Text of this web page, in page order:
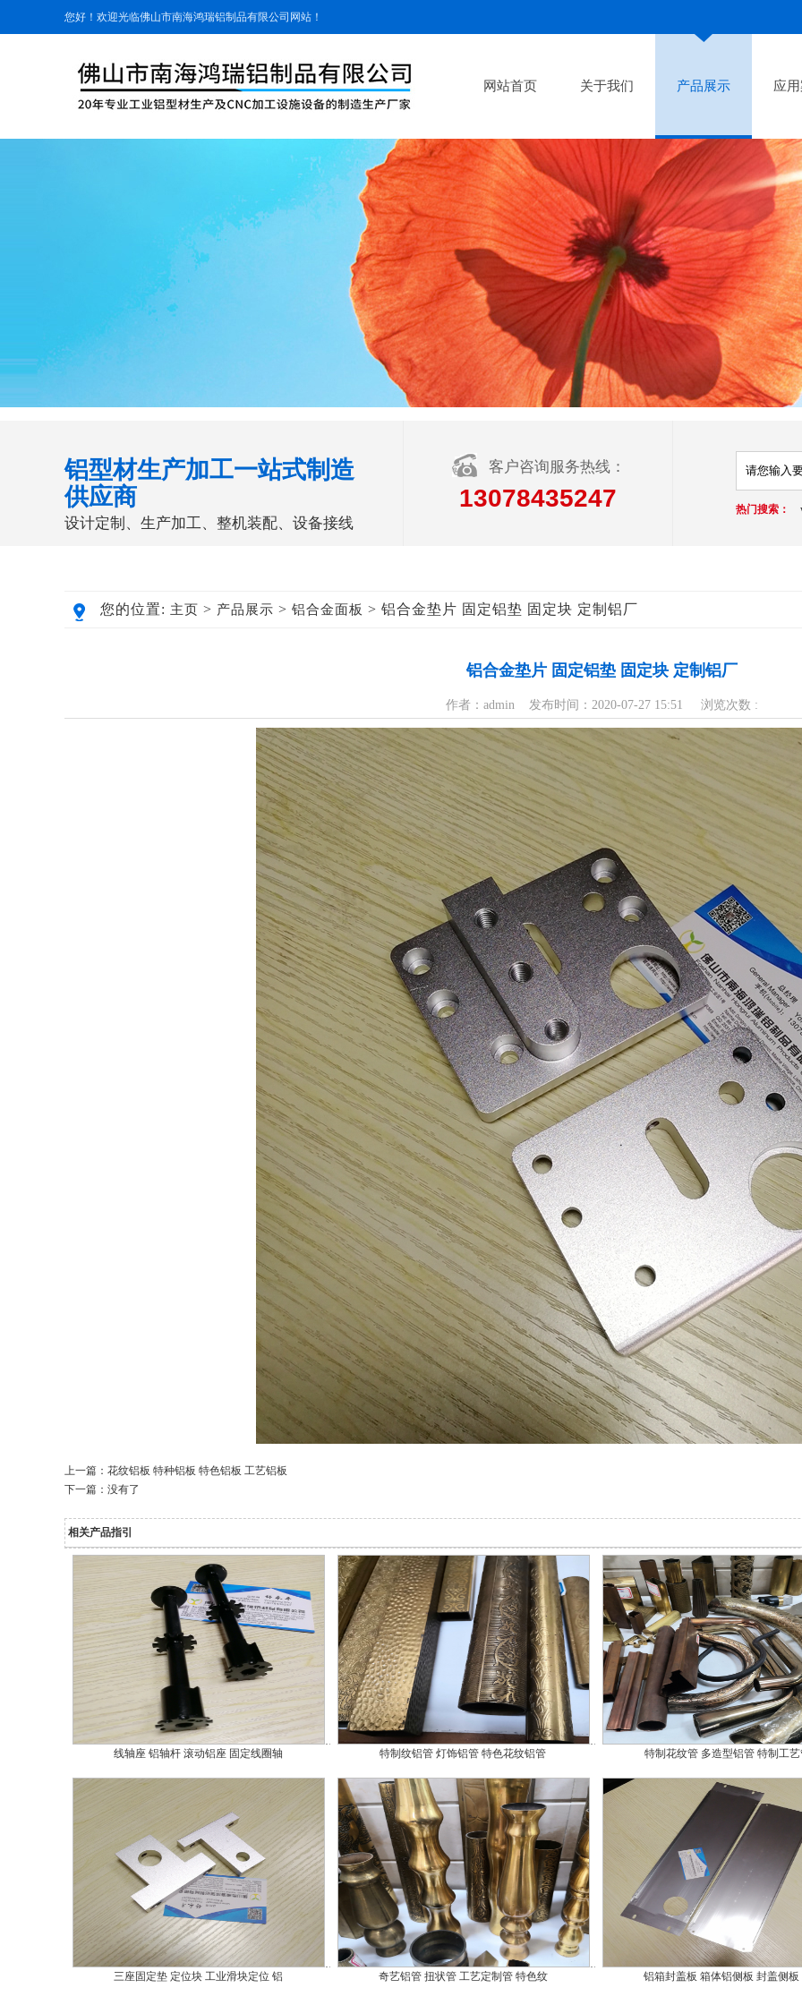
您好！欢迎光临佛山市南海鸿瑞铝制品有限公司网站！
网站首页 关于我们 产品展示 应
铝型材生产加工一站式制造
供应商
设计定制、生产加工、整机装配、设备接线
客户咨询服务热线：
13078435247 热门搜索：
您的位置: 主页 > 产品展示 > 铝合金面板 > 铝合金垫片 固定铝垫 固定块 定制铝厂
铝合金垫片 固定铝垫 固定块 定制铝厂
作者：admin 发布时间：2020-07-27 15:51 浏览次数 :
上一篇： 花纹铝板 特种铝板 特色铝板 工艺铝板
下一篇：没有了
相关产品指引
线轴座 铝轴杆 滚动铝座 固定线圈轴 特制纹铝管 灯饰铝管 特色花纹铝管 特制花纹管 多造型铝管 特制工
三座固定垫 定位块 工业滑块定位 铝 奇艺铝管 扭状管 工艺定制管 特色纹 铝箱封盖板 箱体铝侧板 封盖侧板